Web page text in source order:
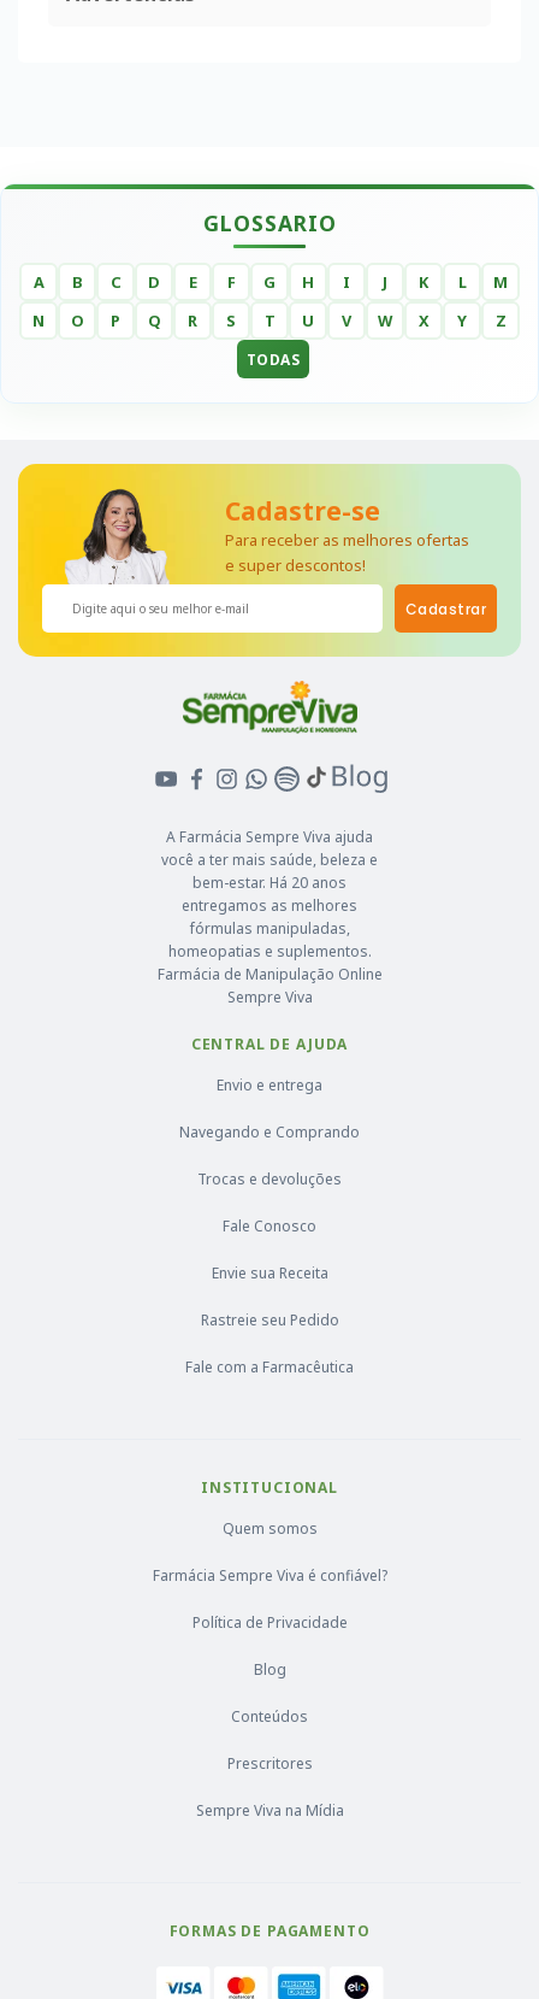
GLOSSARIO
A B C D E F G H I J K L
M
N
O P Q R S T U V W X Y Z
TODAS
A Farmácia Sempre Viva ajuda
você a ter mais saúde, beleza e
bem-estar. Há 20 anos
entregamos as melhores
fórmulas manipuladas,
homeopatias e suplementos.
Farmácia de Manipulação Online
Sempre Viva
CENTRAL DE AJUDA
Envio e entrega
Navegando e Comprando
Trocas e devoluções
Fale Conosco
Envie sua Receita
Rastreie seu Pedido
Fale com a Farmacêutica
INSTITUCIONAL
Quem somos
Farmácia Sempre Viva é confiável?
Política de Privacidade
Blog
Conteúdos
Prescritores
Sempre Viva na Mídia
FORMAS DE PAGAMENTO
Cadastre-se
Para receber as melhores ofertas
e super descontos!
Cadastrar